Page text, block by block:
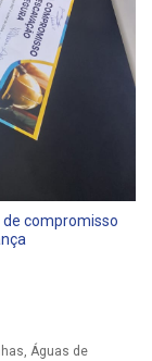
compromisso
Águas de